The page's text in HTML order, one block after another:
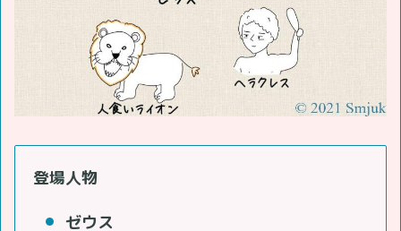
登場人物
ゼウス